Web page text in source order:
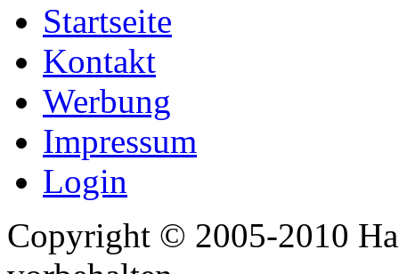
Startseite
Kontakt
Werbung
Impressum
Login
Copyright © 2005-2010